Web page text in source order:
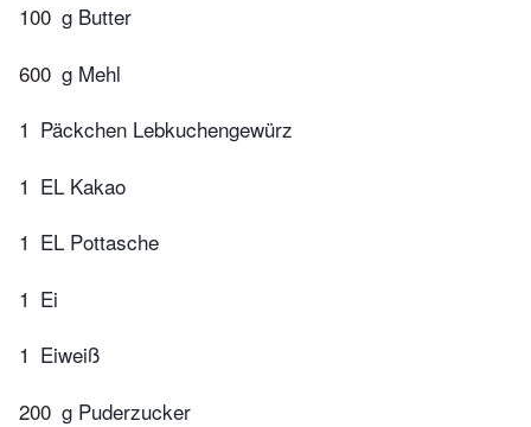
100 g Butter
600 g Mehl
1 Päckchen Lebkuchengewürz
1 EL Kakao
1 EL Pottasche
1 Ei
1 Eiweiß
200 g Puderzucker